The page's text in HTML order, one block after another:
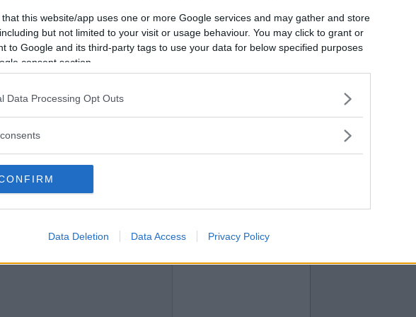
that this website/app uses one or more Google services and may gather and store
but not limited to your visit or usage behaviour. You may click to grant or
to Google and its third-party tags to use your data for below specified purposes
consent section.
Data Processing Opt Outs
Data Deletion Data Access Privacy Policy
2005-10-31 00:50
Vill du bli
medlem?